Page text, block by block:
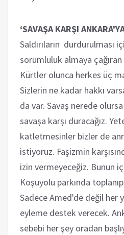
‘SAVAŞA KARŞI
Saldırıların durdurulması
sorumluluk almaya
Kürtler olunca herkes üç
Sizlerin ne kadar hakkı
da var. Savaş nerede
savaşa karşı duracağız.
katletmesinler bizler de
istiyoruz. Faşizmin
izin vermeyeceğiz. Bunun
Koşuyolu parkında
Sadece Amed'de değil her
eyleme destek verecek.
sebebi her şey oradan